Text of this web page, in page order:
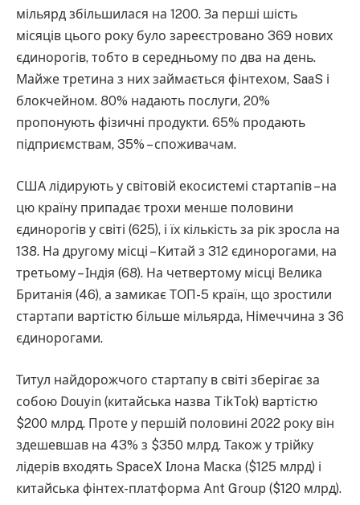
мільярд збільшилася на 1200. За перші шість
місяців цього року було зареєстровано 369 нових
єдинорогів, тобто в середньому по два на день.
Майже третина з них займається фінтехом, SaaS і
блокчейном. 80% надають послуги, 20%
пропонують фізичні продукти. 65% продають
підприємствам, 35% – споживачам.
США лідирують у світовій екосистемі стартапів – на
цю країну припадає трохи менше половини
єдинорогів у світі (625), і їх кількість за рік зросла на
138. На другому місці – Китай з 312 єдинорогами, на
третьому – Індія (68). На четвертому місці Велика
Британія (46), а замикає ТОП-5 країн, що зростили
стартапи вартістю більше мільярда, Німеччина з 36
єдинорогами.
Титул найдорожчого стартапу в світі зберігає за
собою Douyin (китайська назва TikTok) вартістю
$200 млрд. Проте у першій половині 2022 року він
здешевшав на 43% з $350 млрд. Також у трійку
лідерів входять SpaceX Ілона Маска ($125 млрд) і
китайська фінтех-платформа Ant Group ($120 млрд).